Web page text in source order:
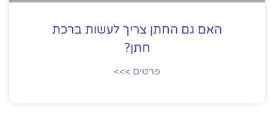
האם גם החתן צריך לעשות ברכת
חתן?
פרטים >>>